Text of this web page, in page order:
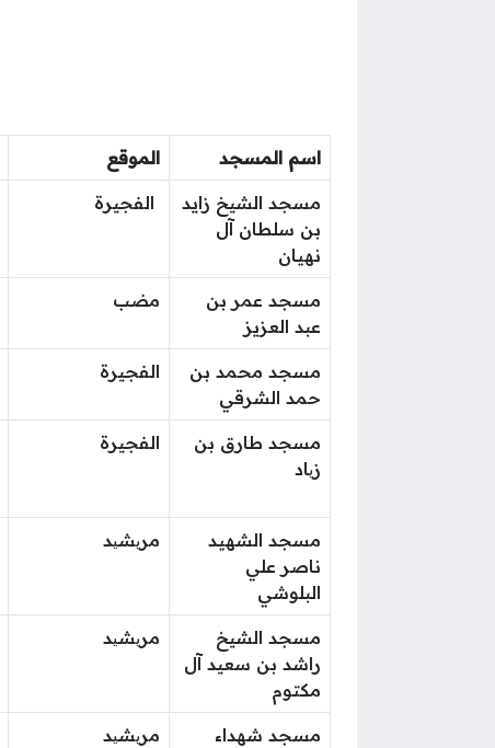
اسم المسجد الموقع
مسجد الشيخ زايد
بن سلطان آل
نهيان
الفجيرة
مسجد عمر بن
عبد العزيز
مضب
مسجد محمد بن
حمد الشرقي
الفجيرة
مسجد طارق بن
زیاد
الفجيرة
مسجد الشهيد
ناصر علي
البلوشي
مریشید
مسجد الشيخ
راشد بن سعيد آل
مكتوم
مریشید
مسجد شهداء
مریشید